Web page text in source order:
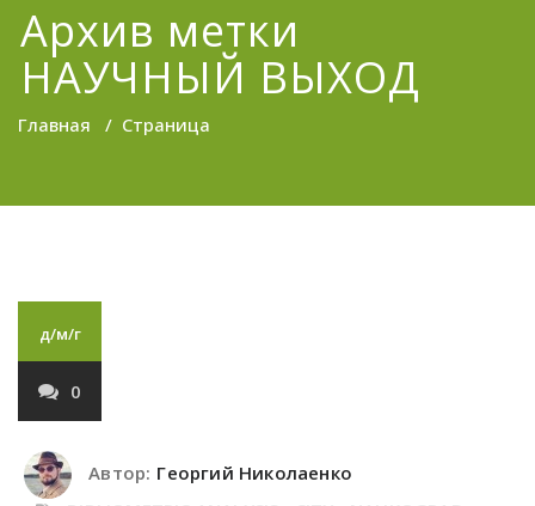
Архив метки
НАУЧНЫЙ ВЫХОД
Главная / Страница
д/м/г
0
Автор: Георгий Николаенко